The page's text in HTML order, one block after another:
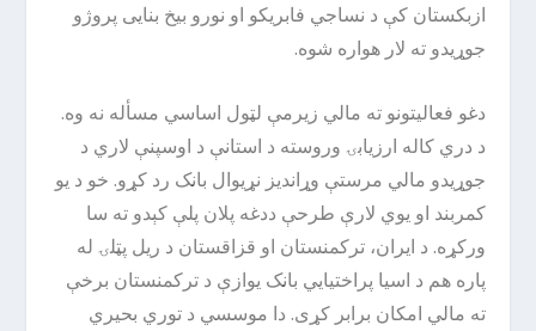
ازبکستان کې د نساجي فابریکو او نورو بیخ بنايی پروژو
جوړیدو ته لار هواره شوه.
دغو فعالیتونو ته مالي زیرمې لټول اساسي مسأله نه وه.
د دري کاله ارزیابۍ وروسته د استانې د اوسپنې لاري د
جوړیدو مالي مرستې وړاندیز نړیوال بانک رد کړو. خو د یو
کمربند او یوي لارې طرحې ددغه پلان پلې کېدو ته سا
ورکړه. د ایران، ترکمنستان او قزاقستان د ریل پټلۍ له
پاره هم د اسیا پراختیایي بانک یوازې د ترکمنستان برخې
ته مالي امکان برابر کړی. دا موسسي د توري بحیري